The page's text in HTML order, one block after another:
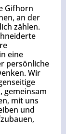
Gifhorn
an der
zählen.
eine
persönliche
Wir
gemeinsam
mit uns
und